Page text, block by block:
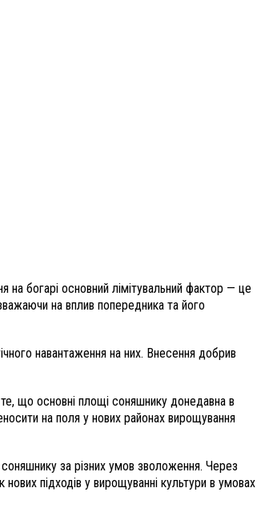
богарі основний лімітувальний фактор — це
на вплив попередника та його
навантаження на них. Внесення добрив
що основні площі соняшнику донедавна в
на поля у нових районах вирощування
за різних умов зволоження. Через
підходів у вирощуванні культури в умовах